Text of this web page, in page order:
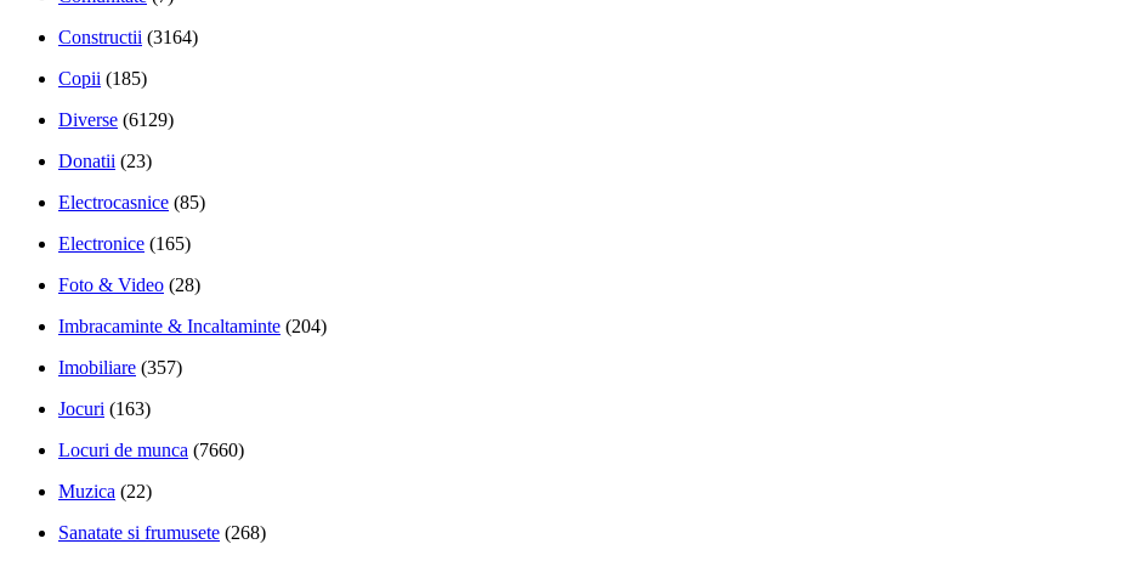
Constructii (3164)
Copii (185)
Diverse (6129)
Donatii (23)
Electrocasnice (85)
Electronice (165)
Foto & Video (28)
Imbracaminte & Incaltaminte (204)
Imobiliare (357)
Jocuri (163)
Locuri de munca (7660)
Muzica (22)
Sanatate si frumusete (268)